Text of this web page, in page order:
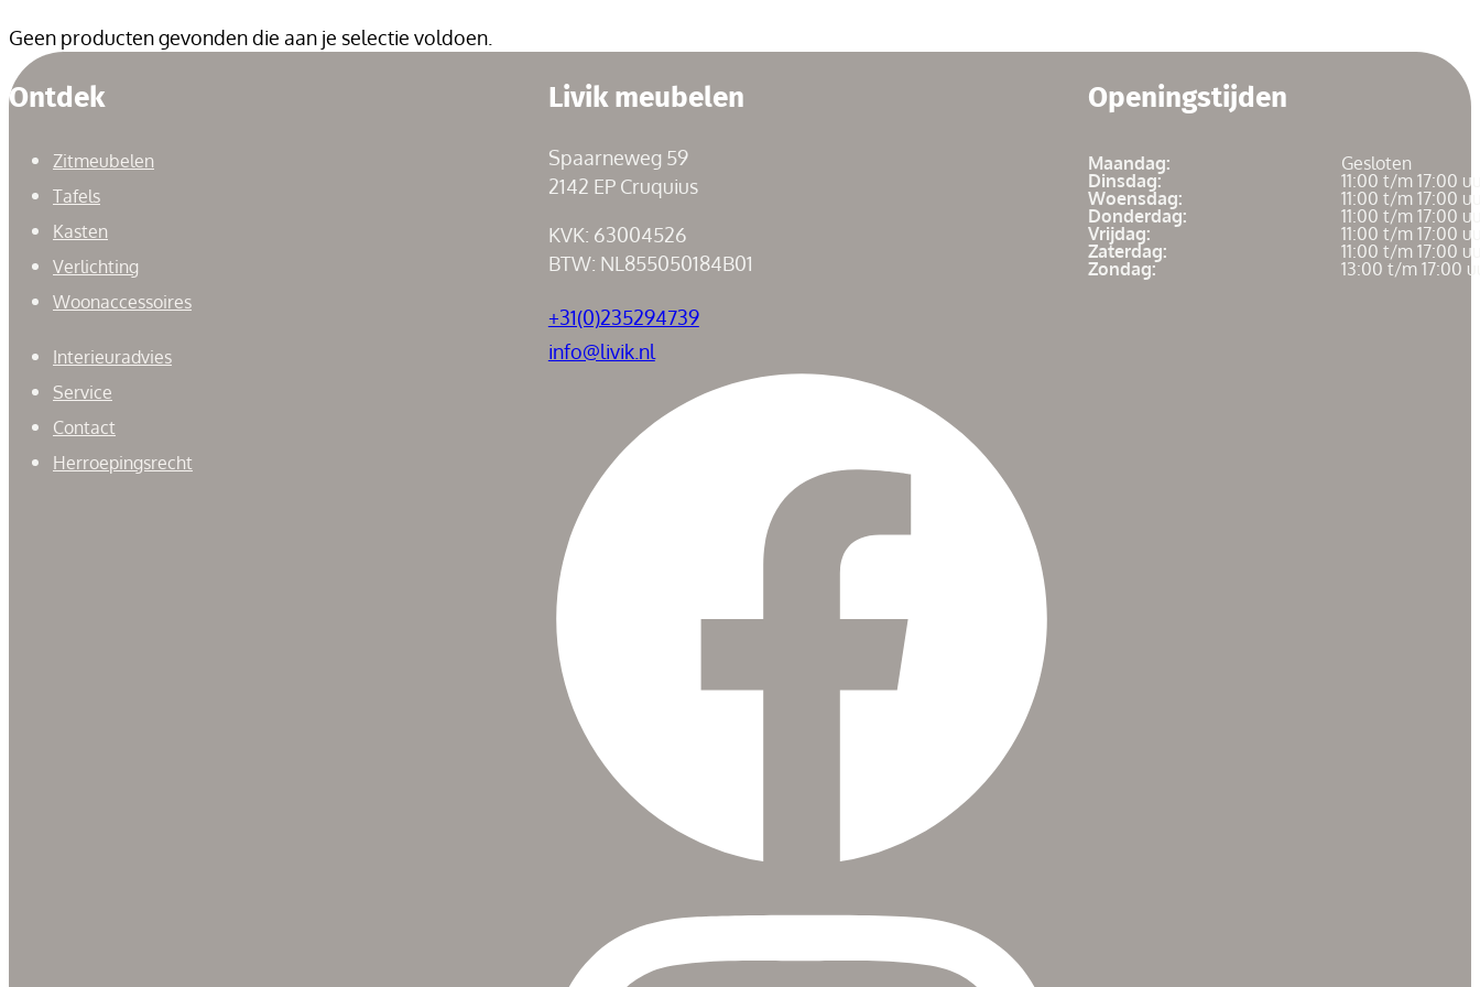
Geen producten gevonden die aan je selectie voldoen.
Ontdek
Zitmeubelen
Tafels
Kasten
Verlichting
Woonaccessoires
Interieuradvies
Service
Contact
Herroepingsrecht
Livik meubelen
Spaarneweg 59
2142 EP Cruquius
KVK: 63004526
BTW: NL855050184B01
+31(0)235294739
info@livik.nl
Openingstijden
Maandag:
Gesloten
Dinsdag:
11:00 t/m 17:00
Woensdag:
11:00 t/m 17:00
Donderdag:
11:00 t/m 17:00
Vrijdag:
11:00 t/m 17:00
Zaterdag:
11:00 t/m 17:00
Zondag:
13:00 t/m 17:00